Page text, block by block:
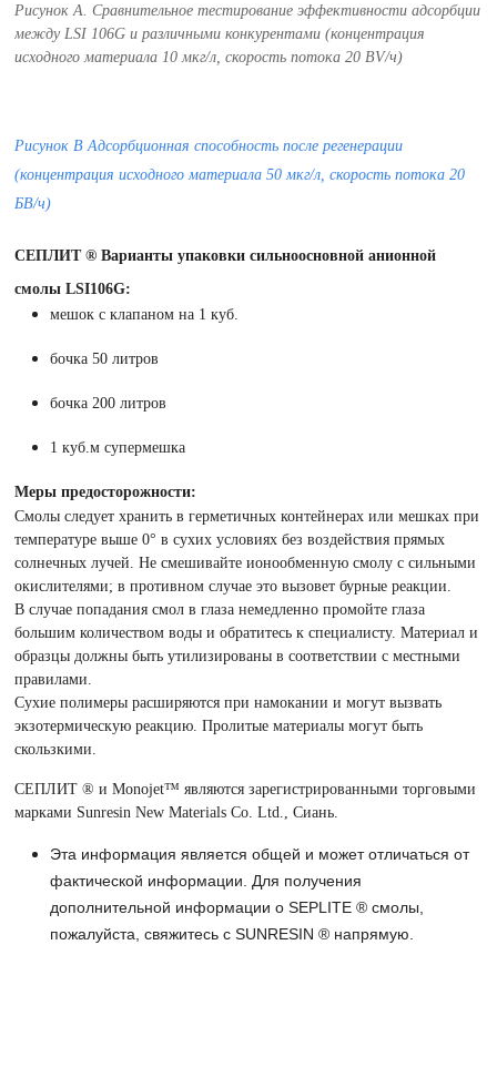
Рисунок A. Сравнительное тестирование эффективности адсорбции
между LSI 106G и различными конкурентами (концентрация
исходного материала 10 мкг/л, скорость потока 20 BV/ч)
Рисунок B Адсорбционная способность после регенерации
(концентрация исходного материала 50 мкг/л, скорость потока 20
БВ/ч)
СЕПЛИТ ® Варианты упаковки сильноосновной анионной
смолы LSI106G:
мешок с клапаном на 1 куб.
бочка 50 литров
бочка 200 литров
1 куб.м супермешка
Меры предосторожности:
Смолы следует хранить в герметичных контейнерах или мешках при
температуре выше 0° в сухих условиях без воздействия прямых
солнечных лучей. Не смешивайте ионообменную смолу с сильными
окислителями; в противном случае это вызовет бурные реакции.
В случае попадания смол в глаза немедленно промойте глаза
большим количеством воды и обратитесь к специалисту. Материал и
образцы должны быть утилизированы в соответствии с местными
правилами.
Сухие полимеры расширяются при намокании и могут вызвать
экзотермическую реакцию. Пролитые материалы могут быть
скользкими.
СЕПЛИТ ® и Monojet™ являются зарегистрированными торговыми
марками Sunresin New Materials Co. Ltd., Сиань.
Эта информация является общей и может отличаться от
фактической информации. Для получения
дополнительной информации о SEPLITE ® смолы,
пожалуйста, свяжитесь с SUNRESIN ® напрямую.